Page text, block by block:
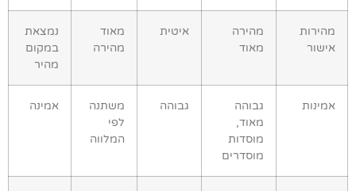
מהירות
אישור
מהירה
מאוד
איטית
מאוד
מהירה
נמצאת
במקום
מהיר
אמינות
גבוהה
מאוד,
מוסדות
מוסדרים
גבוהה
משתנה
לפי
המלווה
אמינה